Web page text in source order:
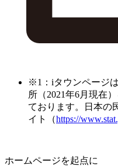
※1：iタウンページ
所（2021年6月現在
ております。日本の
イト（https://
ホームページを起点に